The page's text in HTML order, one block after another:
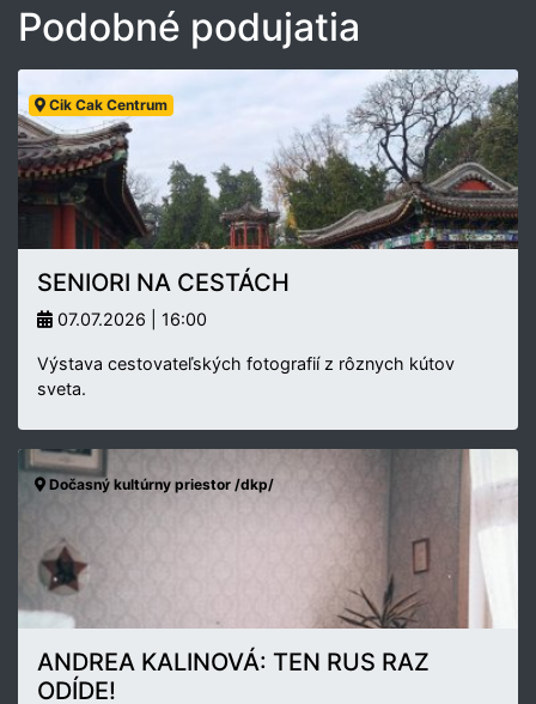
Podobné podujatia
Cik Cak Centrum
SENIORI NA CESTÁCH
07.07.2026 | 16:00
Výstava cestovateľských fotografií z rôznych kútov
sveta.
Dočasný kultúrny priestor /dkp/
ANDREA KALINOVÁ: TEN RUS RAZ
ODÍDE!